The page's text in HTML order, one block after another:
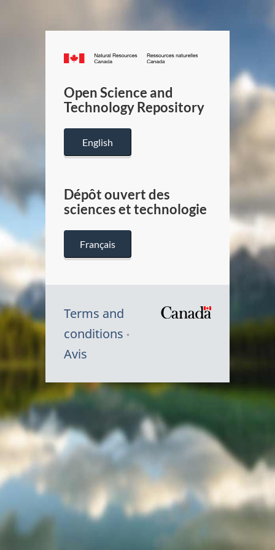
Canada.ca
/
Canada
Open Science and
Technology Repository
English
Dépôt ouvert des
sciences et technologie
Français
Terms and
conditions
Avis
Symbole
du